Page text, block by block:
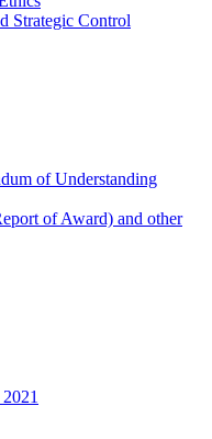
Strategic Control
of Understanding
of Award) and other